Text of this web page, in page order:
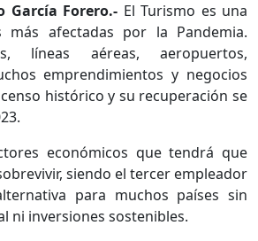
García Forero.- El Turismo es una
más afectadas por la Pandemia.
líneas aéreas, aeropuertos,
emprendimientos y negocios
histórico y su recuperación se
económicos que tendrá que
siendo el tercer empleador
para muchos países sin
ni inversiones sostenibles.